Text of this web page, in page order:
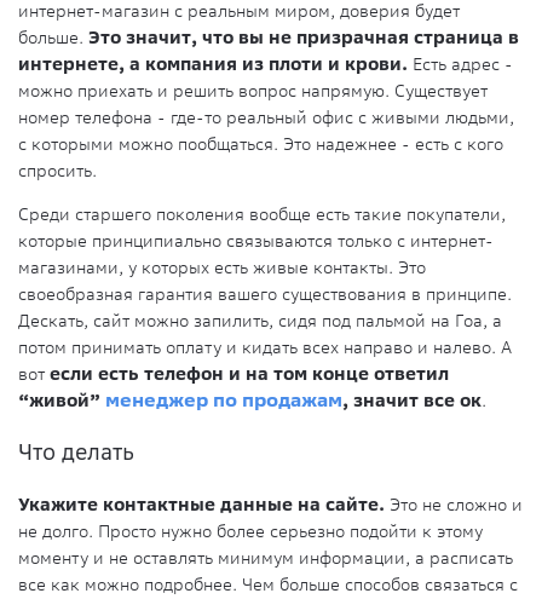
интернет-магазин с реальным миром, доверия будет
больше. Это значит, что вы не призрачная страница в
интернете, а компания из плоти и крови. Есть адрес -
можно приехать и решить вопрос напрямую. Существует
номер телефона - где-то реальный офис с живыми людьми,
с которыми можно пообщаться. Это надежнее - есть с кого
спросить.
Среди старшего поколения вообще есть такие покупатели,
которые принципиально связываются только с интернет-
магазинами, у которых есть живые контакты. Это
своеобразная гарантия вашего существования в принципе.
Дескать, сайт можно запилить, сидя под пальмой на Гоа, а
потом принимать оплату и кидать всех направо и налево. А
вот если есть телефон и на том конце ответил
“живой” менеджер по продажам, значит все ок.
Что делать
Укажите контактные данные на сайте. Это не сложно и
не долго. Просто нужно более серьезно подойти к этому
моменту и не оставлять минимум информации, а расписать
все как можно подробнее. Чем больше способов связаться с